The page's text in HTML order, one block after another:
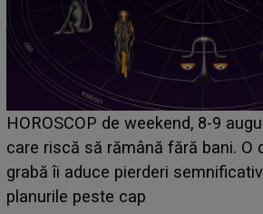
Emanuel a ținut ACEST DETALIU
acum! În fața Alexandrei,
face o MĂRTURISIRE
sa: "I-am spus și ei în față, eu nu